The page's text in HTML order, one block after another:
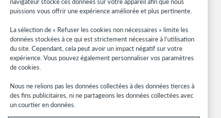
Réseau des développeurs
Soyez informé
Recevez les dernières nouvelles sur les produits et services, des
études, des événements, et plus.
puissions vous offrir une expérience améliorée et plus pertinente.
La sélection de « Refuser les cookies non nécessaires » limite les
données stockées à ce qui est strictement nécessaire à l’utilisation
du site. Cependant, cela peut avoir un impact négatif sur votre
expérience. Vous pouvez également personnaliser vos paramètres
de cookies.
Nous ne relions pas les données collectées à des données tierces à
des fins publicitaires, ni ne partageons les données collectées avec
un courtier en données.